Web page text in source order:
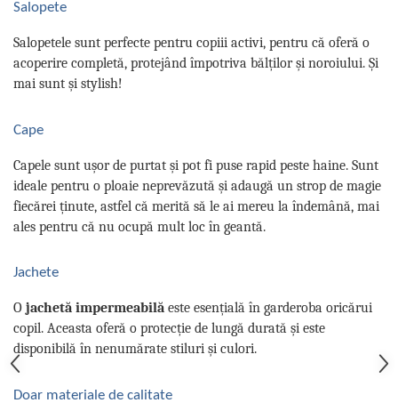
Salopete
Salopetele sunt perfecte pentru copiii activi, pentru că oferă o
acoperire completă, protejând împotriva bălților și noroiului. Și
mai sunt și stylish!
Cape
Capele sunt ușor de purtat și pot fi puse rapid peste haine. Sunt
ideale pentru o ploaie neprevăzută și adaugă un strop de magie
fiecărei ținute, astfel că merită să le ai mereu la îndemână, mai
ales pentru că nu ocupă mult loc în geantă.
Jachete
O jachetă impermeabilă este esențială în garderoba oricărui
copil. Aceasta oferă o protecție de lungă durată și este
disponibilă în nenumărate stiluri și culori.
Doar materiale de calitate